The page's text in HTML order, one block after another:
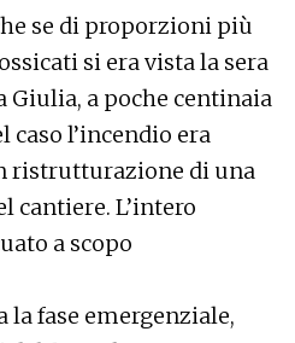
se di proporzioni più
si era vista la sera
Giulia, a poche centinaia
caso l’incendio era
ristrutturazione di una
cantiere. L’intero
a scopo
la fase emergenziale,